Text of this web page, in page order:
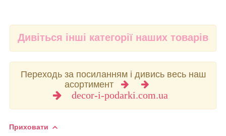
Переходь за посиланням і дивись весь наш
асортимент
decor-i-podarki.com.ua
Дивіться інші категорії наших товарів
Приховати